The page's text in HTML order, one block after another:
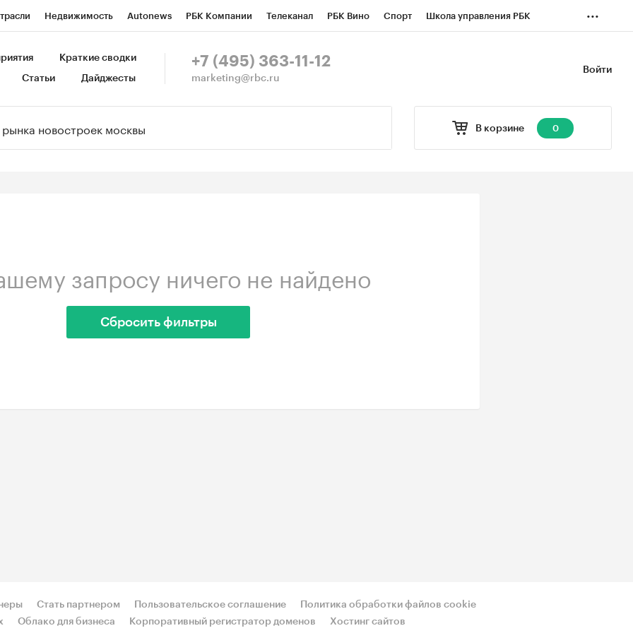
Недвижимость Autonews РБК Компании Телеканал РБК Вино Спорт Школа управления РБК
Спецпроекты СПб Конференции СПб Спецпроекты
...
Войти
Краткие сводки
Статьи Дайджесты
+7 (495) 363-11-12
marketing@rbc.ru
В корзине 0
запросу ничего не найдено
Сбросить фильтры
Стать партнером Пользовательское соглашение
Политика обработки файлов cookie
Облако для бизнеса Корпоративный регистратор доменов Хостинг сайтов